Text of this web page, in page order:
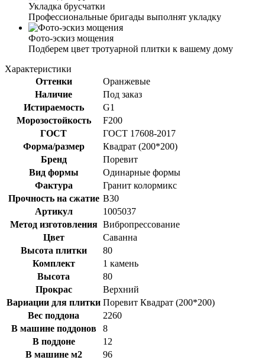
Укладка брусчатки
Профессиональные бригады выполнят укладку
Фото-эскиз мощения
Подберем цвет тротуарной плитки к вашему дому
Характеристики
Оттенки
Оранжевые
Наличие
Под заказ
Истираемость
G1
Морозостойкость
F200
ГОСТ
ГОСТ 17608-2017
Форма/размер
Квадрат (200*200)
Бренд
Поревит
Вид формы
Одинарные формы
Фактура
Гранит колормикс
Прочность на сжатие B30
Артикул
1005037
Метод изготовления Вибропрессование
Цвет
Саванна
Высота плитки
80
Комплект
1 камень
Высота
80
Прокрас
Верхний
Вариации для плитки Поревит Квадрат (200*200)
Вес поддона
2260
В машине поддонов
8
В поддоне
12
В машине м2
96